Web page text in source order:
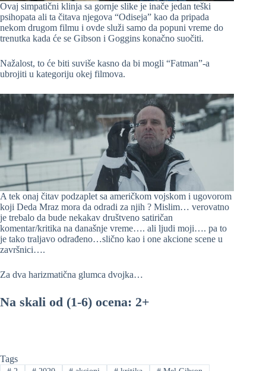
Ovaj simpatični klinja sa gornje slike je inače jedan teški
psihopata ali ta čitava njegova “Odiseja” kao da pripada
nekom drugom filmu i ovde služi samo da popuni vreme do
trenutka kada će se Gibson i Goggins konačno suočiti.
Nažalost, to će biti suviše kasno da bi mogli “Fatman”-a
ubrojiti u kategoriju okej filmova.
A tek onaj čitav podzaplet sa američkom vojskom i ugovorom
koji Deda Mraz mora da odradi za njih ? Mislim… verovatno
je trebalo da bude nekakav društveno satiričan
komentar/kritika na današnje vreme…. ali ljudi moji…. pa to
je tako traljavo odrađeno…slično kao i one akcione scene u
završnici….
Za dva harizmatična glumca dvojka…
Na skali od (1-6) ocena: 2+
Tags